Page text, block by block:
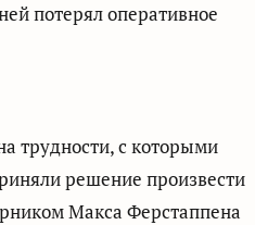
потерял оперативное
трудности, с которыми
решение произвести
Макса Ферстаппена